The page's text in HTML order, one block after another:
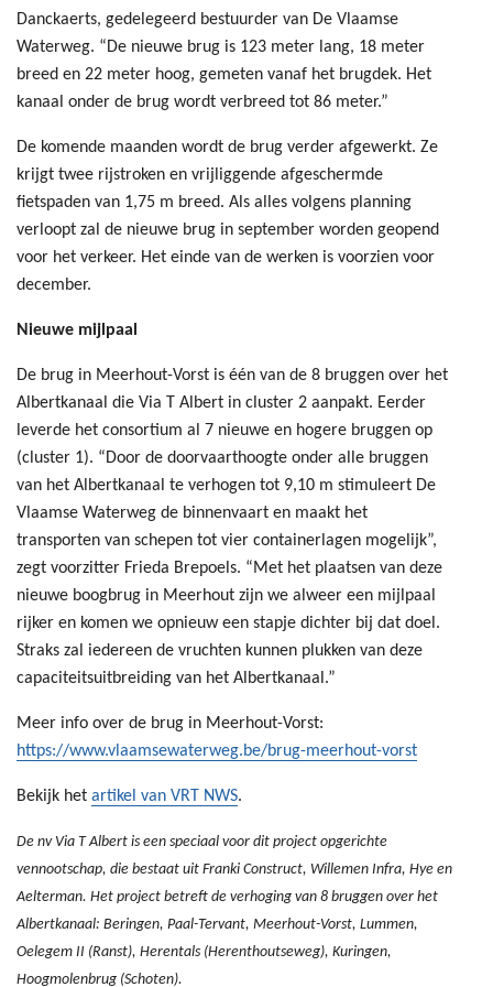
Danckaerts, gedelegeerd bestuurder van De Vlaamse
Waterweg. “De nieuwe brug is 123 meter lang, 18 meter
breed en 22 meter hoog, gemeten vanaf het brugdek. Het
kanaal onder de brug wordt verbreed tot 86 meter.”
De komende maanden wordt de brug verder afgewerkt. Ze
krijgt twee rijstroken en vrijliggende afgeschermde
fietspaden van 1,75 m breed. Als alles volgens planning
verloopt zal de nieuwe brug in september worden geopend
voor het verkeer. Het einde van de werken is voorzien voor
december.
Nieuwe mijlpaal
De brug in Meerhout-Vorst is één van de 8 bruggen over het
Albertkanaal die Via T Albert in cluster 2 aanpakt. Eerder
leverde het consortium al 7 nieuwe en hogere bruggen op
(cluster 1). “Door de doorvaarthoogte onder alle bruggen
van het Albertkanaal te verhogen tot 9,10 m stimuleert De
Vlaamse Waterweg de binnenvaart en maakt het
transporten van schepen tot vier containerlagen mogelijk”,
zegt voorzitter Frieda Brepoels. “Met het plaatsen van deze
nieuwe boogbrug in Meerhout zijn we alweer een mijlpaal
rijker en komen we opnieuw een stapje dichter bij dat doel.
Straks zal iedereen de vruchten kunnen plukken van deze
capaciteitsuitbreiding van het Albertkanaal.”
Meer info over de brug in Meerhout-Vorst:
https://www.vlaamsewaterweg.be/brug-meerhout-vorst
Bekijk het artikel van VRT NWS.
De nv Via T Albert is een speciaal voor dit project opgerichte
vennootschap, die bestaat uit Franki Construct, Willemen Infra, Hye en
Aelterman. Het project betreft de verhoging van 8 bruggen over het
Albertkanaal: Beringen, Paal-Tervant, Meerhout-Vorst, Lummen,
Oelegem II (Ranst), Herentals (Herenthoutseweg), Kuringen,
Hoogmolenbrug (Schoten).